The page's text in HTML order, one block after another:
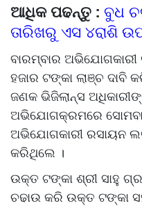
ଆଧିକ ପଢନ୍ତୁ : ବୁଧ
ତାରିଖରୁ ଏସ ୪ରାଶି
ବାରମ୍ବାର ଅଭିଯୋଗକାରୀ
ହଜାର ଟଙ୍କା ଲାଞ୍ଚ
ଜଣକ ଭିଜିଲାନ୍ସ
ଅଭିଯୋଗକ୍ରମରେ
ଅଭିଯୋଗକାରୀ ରସାୟନ
କରିଥିଲେ ।
ଉକ୍ତ ଟଙ୍କା ଶ୍ରୀ ସାହୁ
ଚଢାଉ କରି ଉକ୍ତ ଟଙ୍କା